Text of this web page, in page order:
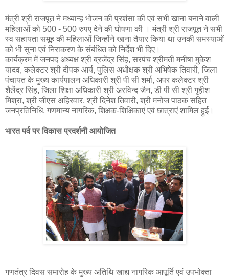
मंत्री श्री राजपूत ने मध्यान्ह भोजन की प्रशंसा की एवं सभी खाना बनाने वाली
महिलाओं को 500 - 500 रुपए देने की घोषणा की । मंत्री श्री राजपूत ने सभी
स्व सहायता समूह की महिलाओं जिन्होंने खाना तैयार किया था उनकी समस्याओं
को भी सुना एवं निराकरण के संबंधित को निर्देश भी दिए।
कार्यक्रम में जनपद अध्यक्ष श्री ब्रजेंद्र सिंह, सरपंच श्रीमती मनीषा मुकेश
यादव, कलेक्टर श्री दीपक आर्य, पुलिस अधीक्षक श्री अभिषेक तिवारी, जिला
पंचायत के मुख्य कार्यपालन अधिकारी श्री पी सी शर्मा, अपर कलेक्टर श्री
शैलेंद्र सिंह, जिला शिक्षा अधिकारी श्री अरविन्द जैन, डी पी सी श्री गृहीश
मिश्रा, श्री जीएस अहिरवार, श्री दिनेश तिवारी, श्री मनोज पाठक सहित
जनप्रतिनिधि, गणमान्य नागरिक, शिक्षक-शिक्षिकाएं एवं छात्राएं शामिल हुई।
भारत पर्व पर विकास प्रदर्शनी आयोजित
गणतंत्र दिवस समारोह के मुख्य अतिथि खाद्य नागरिक आपूर्ति एवं उपभोक्ता